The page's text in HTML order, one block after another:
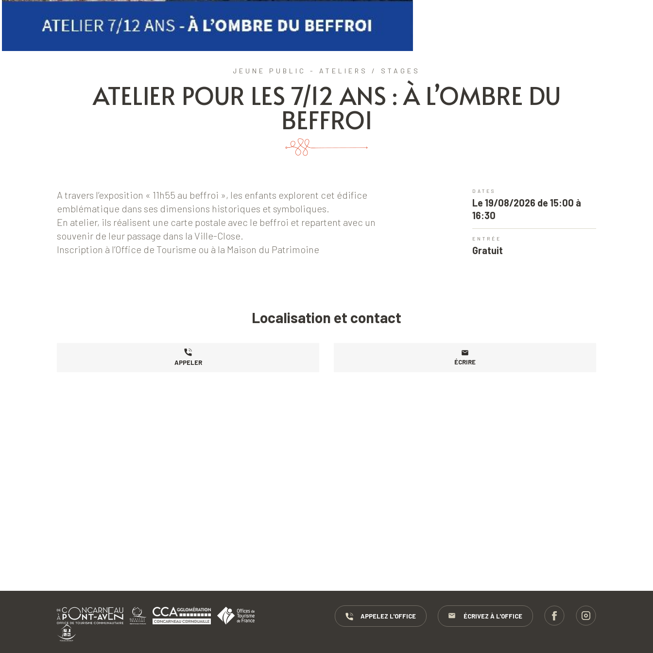
JEUNE PUBLIC - ATELIERS / STAGES
ATELIER POUR LES 7/12 ANS : À L’OMBRE DU
BEFFROI
A travers l’exposition « 11h55 au beffroi », les enfants explorent cet édifice
emblématique dans ses dimensions historiques et symboliques.
En atelier, ils réalisent une carte postale avec le beffroi et repartent avec un
souvenir de leur passage dans la Ville-Close.
Inscription à l’Office de Tourisme ou à la Maison du Patrimoine
DATES
Le 19/08/2026 de 15:00 à
16:30
ENTRÉE
Gratuit
Localisation et contact
APPELER ÉCRIRE
APPELEZ L'OFFICE ÉCRIVEZ À L'OFFICE